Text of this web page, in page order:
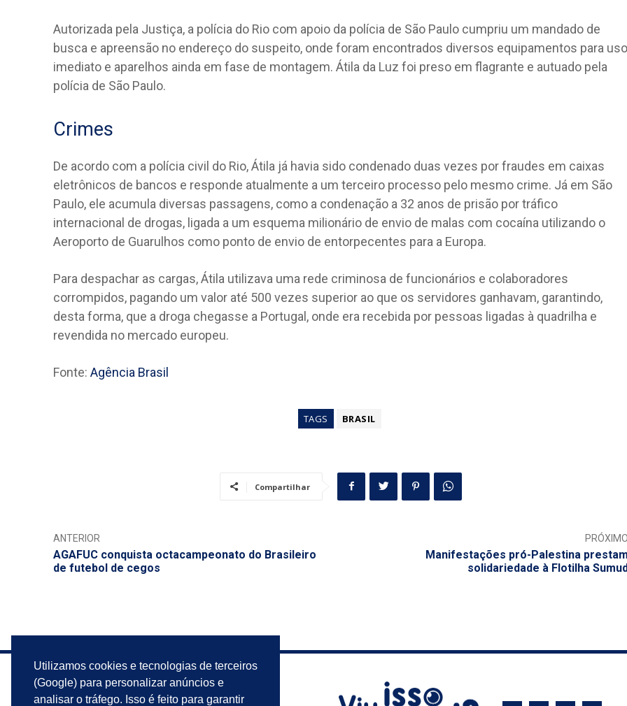
Utilizamos cookies e tecnologias de terceiros
(Google) para personalizar anúncios e
analisar o tráfego. Isso é feito para garantir
Autorizada pela Justiça, a polícia do Rio com apoio da polícia de São Paulo cumpriu um mandado de
busca e apreensão no endereço do suspeito, onde foram encontrados diversos equipamentos para uso
imediato e aparelhos ainda em fase de montagem. Átila da Luz foi preso em flagrante e autuado pela
polícia de São Paulo.
Crimes
De acordo com a polícia civil do Rio, Átila já havia sido condenado duas vezes por fraudes em caixas
eletrônicos de bancos e responde atualmente a um terceiro processo pelo mesmo crime. Já em São
Paulo, ele acumula diversas passagens, como a condenação a 32 anos de prisão por tráfico
internacional de drogas, ligada a um esquema milionário de envio de malas com cocaína utilizando o
Aeroporto de Guarulhos como ponto de envio de entorpecentes para a Europa.
Para despachar as cargas, Átila utilizava uma rede criminosa de funcionários e colaboradores
corrompidos, pagando um valor até 500 vezes superior ao que os servidores ganhavam, garantindo,
desta forma, que a droga chegasse a Portugal, onde era recebida por pessoas ligadas à quadrilha e
revendida no mercado europeu.
Fonte: Agência Brasil
TAGS BRASIL
Compartilhar
ANTERIOR
AGAFUC conquista octacampeonato do Brasileiro
de futebol de cegos
Manifestações pró-Palestina
solidariedade à Flotilha